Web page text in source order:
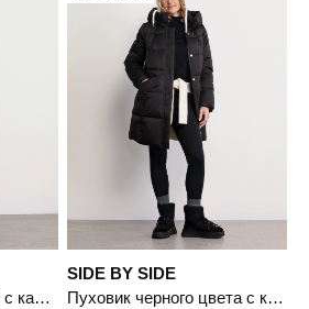
Пуховик удлинённый с капюшоном черного цвета с пухом белой утки
SIDE BY SIDE
Пуховик черного цвета с капюшоном